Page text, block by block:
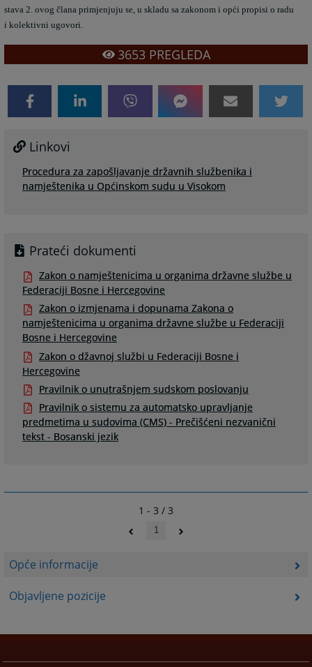
Opće informacije
Objavljene pozicije
stava 2. ovog člana primjenjuju se, u skladu sa zakonom i opći propisi o radu
i kolektivni ugovori.
3653PREGLEDA
Linkovi
Procedura za zapošljavanje državnih službenika i
namještenika u Općinskom sudu u Visokom
Prateći dokumenti
Zakon o namještenicima u organima državne službe u
Federaciji Bosne i Hercegovine
Zakon o izmjenama i dopunama Zakona o
namještenicima u organima državne službe u Federaciji
Bosne i Hercegovine
Zakon o džavnoj službi u Federaciji Bosne i
Hercegovine
Pravilnik o unutrašnjem sudskom poslovanju
Pravilnik o sistemu za automatsko upravljanje
predmetima u sudovima (CMS) - Prečišćeni nezvanični
tekst - Bosanski jezik
1 - 3 / 3
1